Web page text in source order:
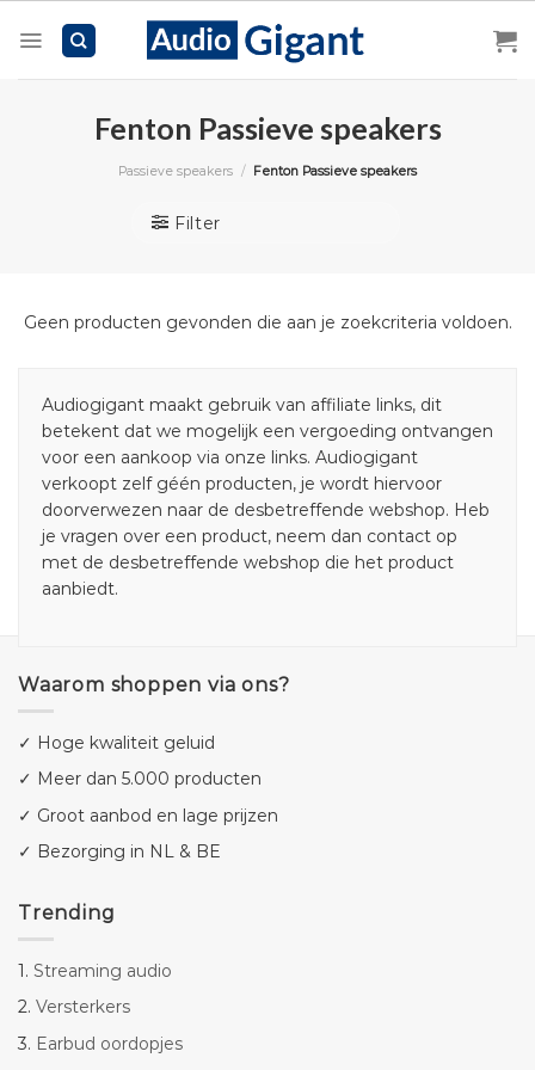
Fenton Passieve speakers
Passieve speakers / Fenton Passieve speakers
Filter
Geen producten gevonden die aan je zoekcriteria voldoen.
Audiogigant maakt gebruik van affiliate links, dit
betekent dat we mogelijk een vergoeding ontvangen
voor een aankoop via onze links. Audiogigant
verkoopt zelf géén producten, je wordt hiervoor
doorverwezen naar de desbetreffende webshop. Heb
je vragen over een product, neem dan contact op
met de desbetreffende webshop die het product
aanbiedt.
Waarom shoppen via ons?
✓ Hoge kwaliteit geluid
✓ Meer dan 5.000 producten
✓ Groot aanbod en lage prijzen
✓ Bezorging in NL & BE
Trending
1. Streaming audio
2. Versterkers
3. Earbud oordopjes